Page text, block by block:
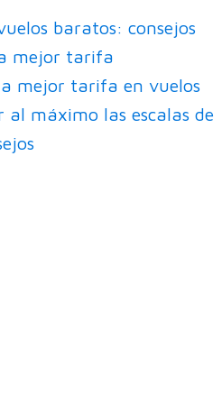
baratos: consejos
mejor tarifa
mejor tarifa en vuelos
al máximo las escalas de